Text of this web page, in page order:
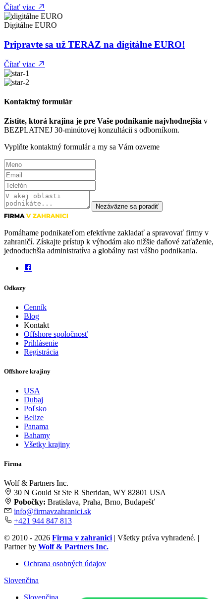
Čítať viac
Digitálne EURO
Pripravte sa už TERAZ na digitálne EURO!
Čítať viac
Kontaktný formulár
Zistite, ktorá krajina je pre Vaše podnikanie najvhodnejšia v
BEZPLATNEJ 30-minútovej konzultácii s odborníkom.
Vyplňte kontaktný formulár a my sa Vám ozveme
Nezáväzne sa poradiť
Pomáhame podnikateľom efektívne zakladať a spravovať firmy v
zahraničí. Získajte prístup k výhodám ako nižšie daňové zaťaženie,
jednoduchšia administratíva a globálny rast vášho podnikania.
Odkazy
Cenník
Blog
Kontakt
Offshore spoločnosť
Prihlásenie
Registrácia
Offshore krajiny
USA
Dubaj
Poľsko
Belize
Panama
Bahamy
Všetky krajiny
Firma
Wolf & Partners Inc.
30 N Gould St Ste R Sheridan, WY 82801 USA
Pobočky: Bratislava, Praha, Brno, Budapešť
info@firmavzahranici.sk
+421 944 847 813
© 2010 - 2026 Firma v zahranici| Všetky práva vyhradené. |
Partner by Wolf & Partners Inc.
Ochrana osobných údajov
Slovenčina